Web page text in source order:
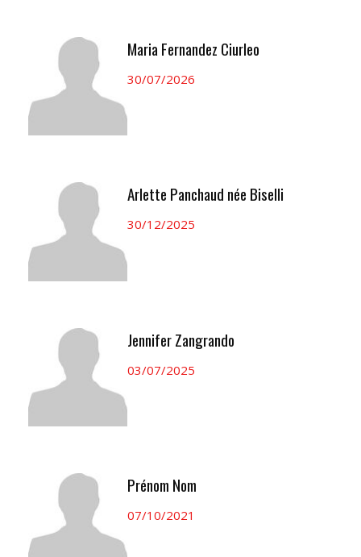
Maria Fernandez Ciurleo
30/07/2026
Arlette Panchaud née Biselli
30/12/2025
Jennifer Zangrando
03/07/2025
Prénom Nom
07/10/2021